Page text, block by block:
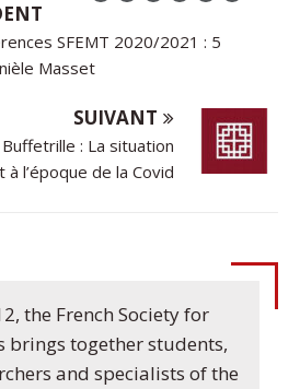
SFEMT 2020/2021 : 5
Masset
SUIVANT
: La situation
à l’époque de la Covid
the French Society for
brings together students,
and specialists of the